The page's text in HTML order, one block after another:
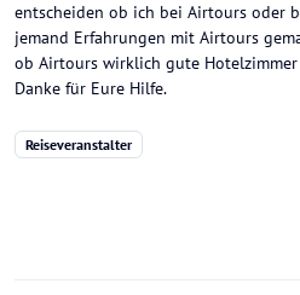
entscheiden ob ich bei Airtours oder
jemand Erfahrungen mit Airtours
ob Airtours wirklich gute
Danke für Eure Hilfe.
Reiseveranstalter